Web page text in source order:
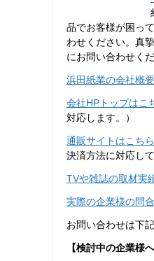
品でお客様が困っ
わせください。真
にお問い合わせくだ
浜田紙業の会社概要
会社HPトップはこ
対応します。）
通販サイトはこち
決済方法に対応して
TVや雑誌の取材実
実際の企業様の問
お問い合わせは下
【検討中の企業様へ